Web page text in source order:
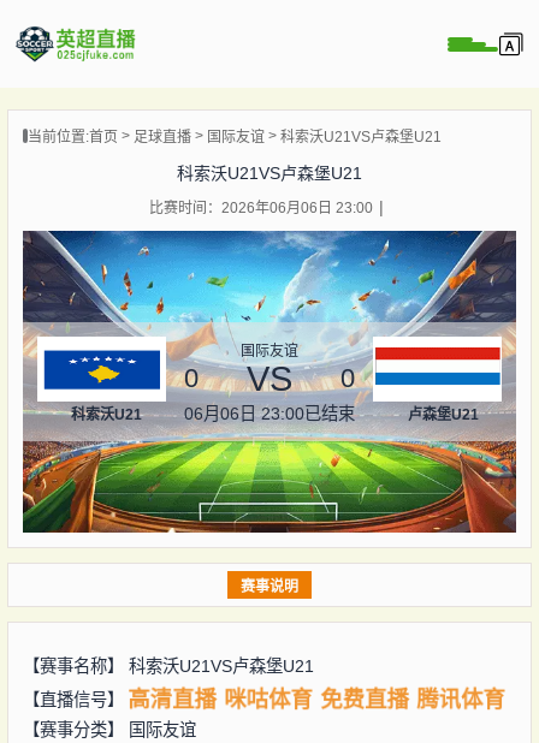
播
像
闻
当前位置:首页 足球直播 国际友谊 科索沃U21VS卢森堡U21
科索沃U21VS卢森堡U21
比赛时间：2026年06月06日 23:00
科索沃U21
国际友谊
0 VS 0
06月06日 23:00已结束 卢森堡U21
赛事说明
【赛事名称】 科索沃U21VS卢森堡U21
【直播信号】
高清直播 咪咕体育 免费直播 腾讯体育
【赛事分类】
国际友谊